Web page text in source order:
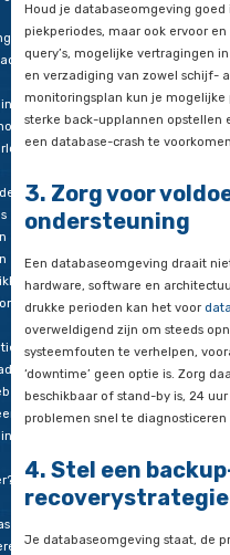
wilt
je
Of
en
kun je dezelfde tests
bijvoorbeeld met een
verschillende scenario’s
2. Ontwikkel
Houd je
piekperiodes, maar ook
en verzadiging van
monitoringsplan kun je
sterke back-upplannen
een database-crash te
3. Zorg voor
Een databaseomgeving
hardware, software en